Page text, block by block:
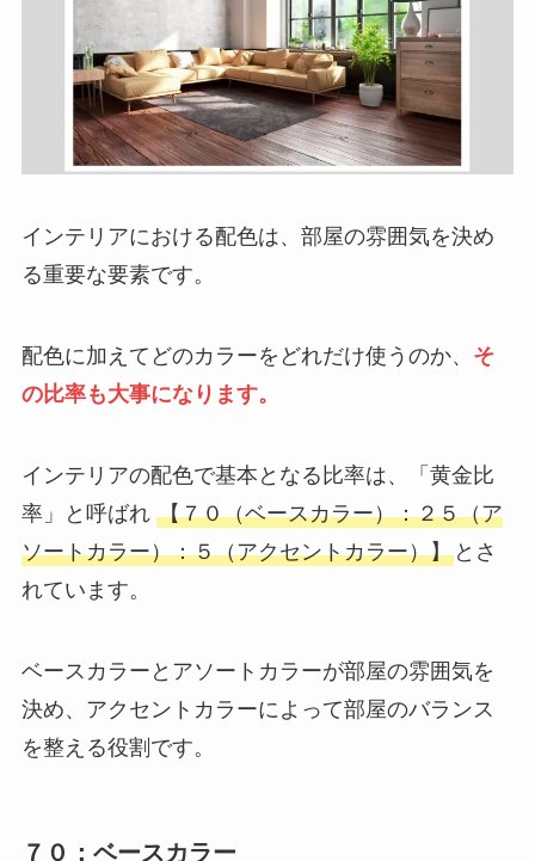
インテリアにおける配色は、部屋の雰囲気を決め
る重要な要素です。
配色に加えてどのカラーをどれだけ使うのか、 そ
の比率も大事になります。
インテリアの配色で基本となる比率は、「黄金比
率」と呼ばれ 【７０（ベースカラー）：２５（ア
ソートカラー）：５（アクセントカラー）】とさ
れています。
ベースカラーとアソートカラーが部屋の雰囲気を
決め、アクセントカラーによって部屋のバランス
を整える役割です。
７０：ベースカラー